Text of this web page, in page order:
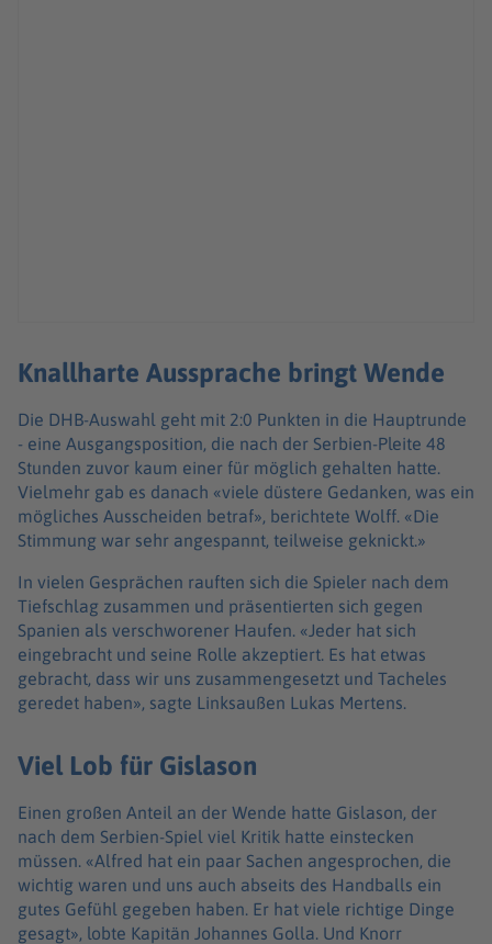
Knallharte Aussprache bringt Wende
Die DHB-Auswahl geht mit 2:0 Punkten in die Hauptrunde
- eine Ausgangsposition, die nach der Serbien-Pleite 48
Stunden zuvor kaum einer für möglich gehalten hatte.
Vielmehr gab es danach «viele düstere Gedanken, was ein
mögliches Ausscheiden betraf», berichtete Wolff. «Die
Stimmung war sehr angespannt, teilweise geknickt.»
In vielen Gesprächen rauften sich die Spieler nach dem
Tiefschlag zusammen und präsentierten sich gegen
Spanien als verschworener Haufen. «Jeder hat sich
eingebracht und seine Rolle akzeptiert. Es hat etwas
gebracht, dass wir uns zusammengesetzt und Tacheles
geredet haben», sagte Linksaußen Lukas Mertens.
Viel Lob für Gislason
Einen großen Anteil an der Wende hatte Gislason, der
nach dem Serbien-Spiel viel Kritik hatte einstecken
müssen. «Alfred hat ein paar Sachen angesprochen, die
wichtig waren und uns auch abseits des Handballs ein
gutes Gefühl gegeben haben. Er hat viele richtige Dinge
gesagt», lobte Kapitän Johannes Golla. Und Knorr